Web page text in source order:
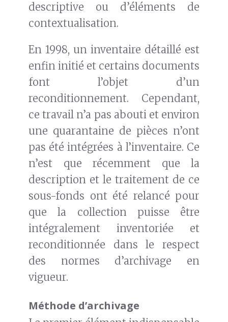
descriptive ou d’éléments de
contextualisation.
En 1998, un inventaire détaillé est
enfin initié et certains documents
font l’objet d’un
reconditionnement. Cependant,
ce travail n’a pas abouti et environ
une quarantaine de pièces n’ont
pas été intégrées à l’inventaire. Ce
n’est que récemment que la
description et le traitement de ce
sous-fonds ont été relancé pour
que la collection puisse être
intégralement inventoriée et
reconditionnée dans le respect
des normes d’archivage en
vigueur.
Méthode d’archivage